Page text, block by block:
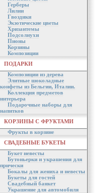
Герберы
Лилии
Гвоздики
Экзотические цветы
Хризантемы
Подсолнухи
Пионы
Корзины
Композиции
ПОДАРКИ
Композиции из дерева
Элитные шоколадные
конфеты из Бельгии, Италии.
Коллекция предметов
интерьера
Подарочные наборы для
напитков
КОРЗИНЫ С ФРУКТАМИ
Фрукты в корзине
СВАДЕБНЫЕ БУКЕТЫ
Букет невесты
Бутоньерки и украшения для
прически
Бокалы для жениха и невесты
Букеты для гостей
Свадебный банкет
Украшение для автомобиля